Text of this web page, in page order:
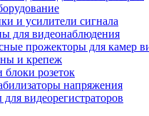
и усилители сигнала
для видеонаблюдения
прожекторы для камер
и крепеж
розеток
напряжения
видеорегистраторов